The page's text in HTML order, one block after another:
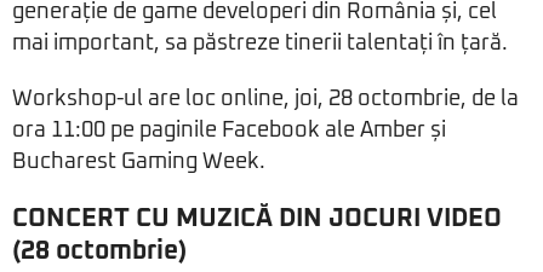
generație de game developeri din România și, cel
mai important, sa păstreze tinerii talentați în țară.
Workshop-ul are loc online, joi, 28 octombrie, de la
ora 11:00 pe paginile Facebook ale Amber și
Bucharest Gaming Week.
CONCERT CU MUZICĂ DIN JOCURI VIDEO
(28 octombrie)